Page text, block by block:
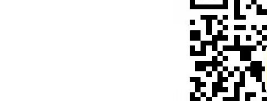
或将图片直接拖到这里